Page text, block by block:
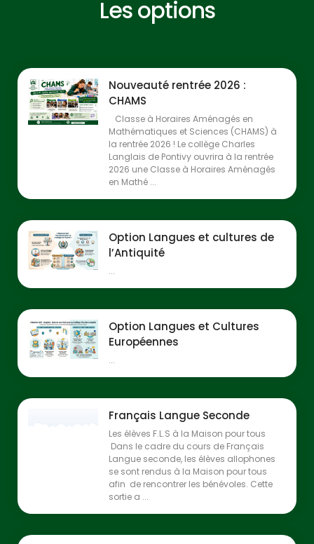
Les options
Nouveauté rentrée 2026 :
CHAMS
Classe à Horaires Aménagés en
Mathématiques et Sciences (CHAMS) à
la rentrée 2026 ! Le collège Charles
Langlais de Pontivy ouvrira à la rentrée
2026 une Classe à Horaires Aménagés
en Mathé ...
Option Langues et cultures de
l’Antiquité
...
Option Langues et Cultures
Européennes
...
Français Langue Seconde
Les élèves F.L.S à la Maison pour tous
Dans le cadre du cours de Français
Langue seconde, les élèves allophones
se sont rendus à la Maison pour tous
afin de rencontrer les bénévoles. Cette
sortie a ...